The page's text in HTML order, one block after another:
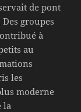
de pont
groupes
à
au
les
moderne
la